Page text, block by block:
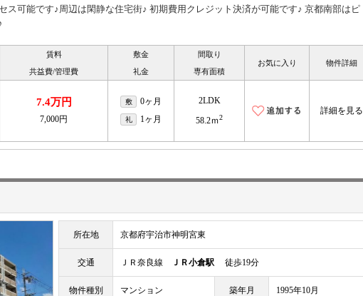
ス可能です♪周辺は閑静な住宅街♪ 初期費用クレジット決済が可能です♪ 京都南部はピ
賃料
共益費/管理費
敷金
礼金
間取り
専有面積
お気に入り 物件詳細
7.4万円
7,000円
敷 0ヶ月
礼 1ヶ月
2LDK
58.2ｍ2
詳細を見る
所在地 京都府宇治市神明宮東
交通 ＪＲ奈良線 ＪＲ小倉駅 徒歩19分
物件種別 マンション 築年月 1995年10月